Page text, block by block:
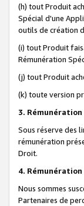
(h) tout Produit
Spécial d'une
outils de création
(i) tout Produit
Rémunération
(j) tout Produit
(k) toute version
3.
Sous réserve des
rémunération
Droit.
4.
Nous sommes
Partenaires de